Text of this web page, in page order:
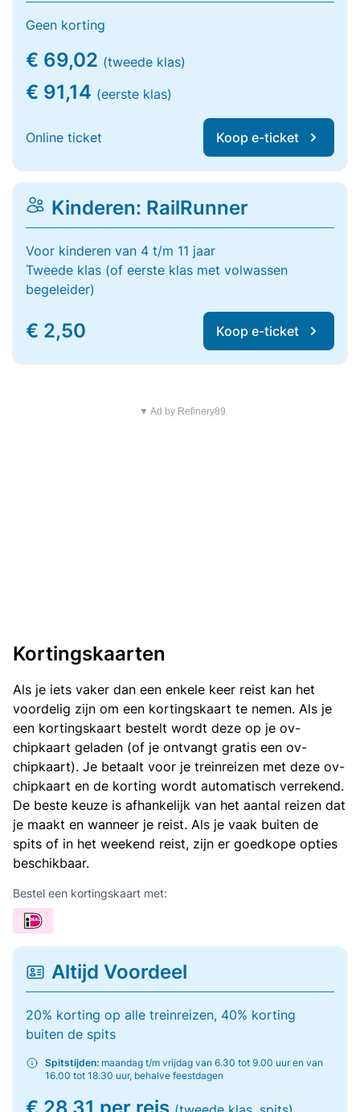
Geen korting
€ 69,02 (tweede klas)
€ 91,14 (eerste klas)
Online ticket Koop e-ticket
Kinderen: RailRunner
Voor kinderen van 4 t/m 11 jaar
Tweede klas (of eerste klas met volwassen
begeleider)
€ 2,50 Koop e-ticket
▼ Ad by Refinery89
Kortingskaarten
Als je iets vaker dan een enkele keer reist kan het
voordelig zijn om een kortingskaart te nemen. Als je
een kortingskaart bestelt wordt deze op je ov-
chipkaart geladen (of je ontvangt gratis een ov-
chipkaart). Je betaalt voor je treinreizen met deze ov-
chipkaart en de korting wordt automatisch verrekend.
De beste keuze is afhankelijk van het aantal reizen dat
je maakt en wanneer je reist. Als je vaak buiten de
spits of in het weekend reist, zijn er goedkope opties
beschikbaar.
Bestel een kortingskaart met:
Altijd Voordeel
20% korting op alle treinreizen, 40% korting
buiten de spits
Spitstijden: maandag t/m vrijdag van 6.30 tot 9.00 uur en van
16.00 tot 18.30 uur, behalve feestdagen